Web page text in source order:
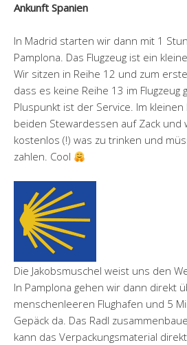
Ankunft Spanien
In Madrid starten wir dann mit 1
Pamplona. Das Flugzeug ist ein
Wir sitzen in Reihe 12 und zum
dass es keine Reihe 13 im Flugzeug
Pluspunkt ist der Service. Im kleinen
beiden Stewardessen auf Zack und
kostenlos (!) was zu trinken und
zahlen. Cool
Die Jakobsmuschel weist uns den
In Pamplona gehen wir dann direkt
menschenleeren Flughafen und 5
Gepäck da. Das Radl
kann das Verpackungsmaterial